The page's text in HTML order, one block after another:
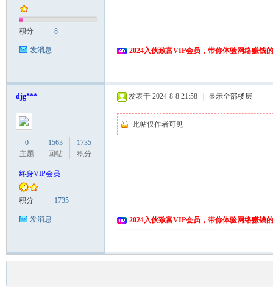
积分 8
发消息 2024入伙致富VIP会员，带你体验网络赚钱
djg***
0
主题
1563
回帖
1735
积分
终身VIP会员
积分 1735
发消息
发表于 2024-8-8 21:58 显示全部楼层
此帖仅作者可见
2024入伙致富VIP会员，带你体验网络赚钱